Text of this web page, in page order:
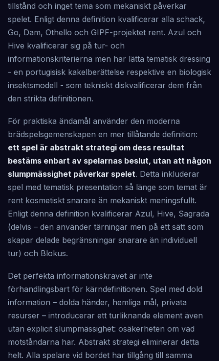
tillstånd och inget tema som mekaniskt påverkar
spelet. Enligt denna definition kvalificerar alla schack,
Go, Dam, Othello och GIPF-projektet rent. Azul och
Hive kvalificerar sig på tur- och
informationskriterierna men har lätta tematisk dressing
- en portugisisk kakelberättelse respektive en biologisk
insektsmodell - som tekniskt diskvalificerar dem från
den strikta definitionen.
För praktiska ändamål använder den moderna
brädspelsgemenskapen en mer tillåtande definition:
ett spel är abstrakt strategi om dess resultat
bestäms enbart av spelarnas beslut, utan att någon
slumpmässighet påverkar spelet. Detta inkluderar
spel med tematisk presentation så länge som temat är
rent kosmetiskt snarare än mekaniskt meningsfullt.
Enligt denna definition kvalificerar Azul, Hive, Sagrada
(delvis – den använder tärningar men på ett sätt som
skapar delade begränsningar snarare än individuell
tur) och Blokus.
Det perfekta informationskravet är inte
förhandlingsbart för kärndefinitionen. Spel med dold
information – dolda händer, hemliga mål, privata
resurser – introducerar ett turliknande element även
utan explicit slumpmässighet: osäkerheten om vad
motståndarna har. Abstrakt strategi eliminerar detta
helt. Alla spelare vid bordet har tillgång till samma